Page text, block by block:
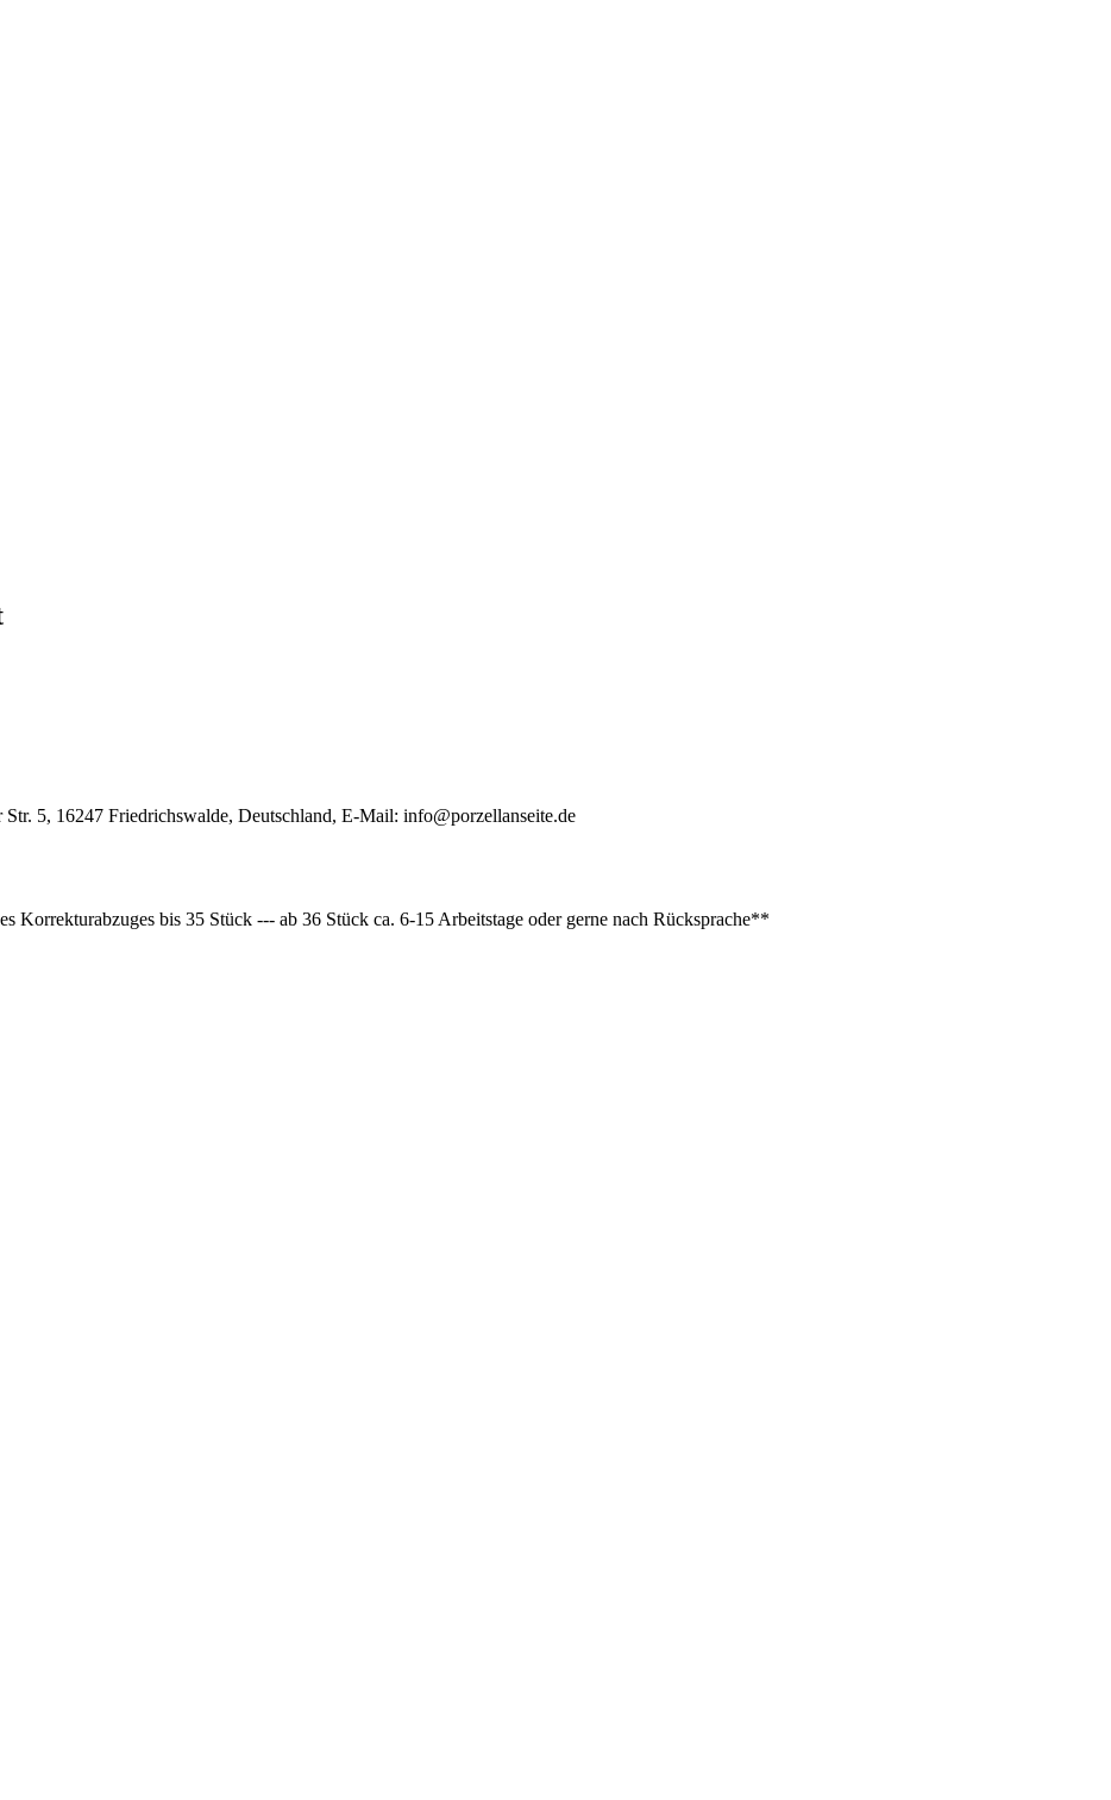
5, 16247 Friedrichswalde, Deutschland, E-Mail: info@porzellanseite.de
Korrekturabzuges bis 35 Stück --- ab 36 Stück ca. 6-15 Arbeitstage oder gerne nach Rücksprache**